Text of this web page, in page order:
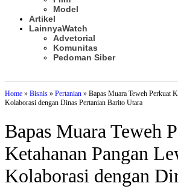
Model
Artikel
LainnyaWatch
Advetorial
Komunitas
Pedoman Siber
Home » Bisnis » Pertanian » Bapas Muara Teweh Perkuat
Kolaborasi dengan Dinas Pertanian Barito Utara
Bapas Muara Teweh
Ketahanan Pangan
Kolaborasi dengan